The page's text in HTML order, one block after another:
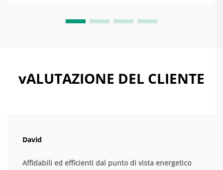
vALUTAZIONE DEL CLIENTE
David
Affidabili ed efficienti dal punto di vista energetico